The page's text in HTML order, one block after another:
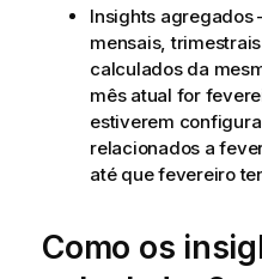
Insights agregados
mensais,
calculados da
mês atual for
estiverem
relacionados a
até que fevereiro
Como os